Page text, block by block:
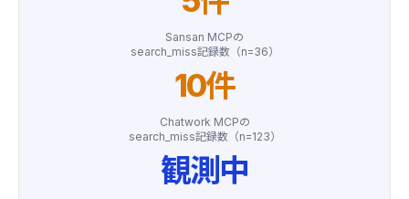
Sansan MCPの
search_miss記録数（n=36）
10件
Chatwork MCPの
search_miss記録数（n=123）
観測中